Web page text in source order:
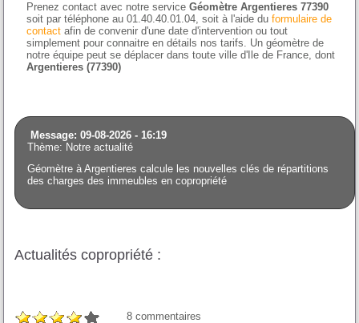
Prenez contact avec notre serviceGéomètre Argentieres 77390
soit par téléphone au 01.40.40.01.04, soit à l'aide duformulaire de
contact afin de convenir d'une date d'intervention ou tout
simplement pour connaitre en détails nos tarifs. Un géomètre de
notre équipe peut se déplacer dans toute ville d'Ile de France, dont
Argentieres (77390)
Message: 09-08-2026 - 16:19
Thème: Notre actualité
Géomètre à Argentieres calcule les nouvelles clés de répartitions
des charges des immeubles en copropriété
Actualités copropriété :
8 commentaires